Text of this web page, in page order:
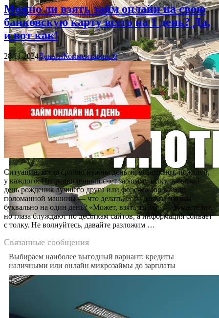
Можно ли взять займ онлайн на свою
банковскую карту всего на 1 день? Да,
и вот как!
28.11.2024ДеньгиКомментарии: 0
Ситуации, когда срочно нужны деньги, возникают, пожалуй,
у каждого. Непредвиденный счет за коммуналку, забытый
день рождения лучшего друга или форс-мажор в виде
поломанной машины — что делать, если деньги нужны
буквально на один день? «Может, взять займ?» — думаете вы,
но глаза блуждают по десяткам сайтов, а информация сбивает
с толку. Не волнуйтесь, давайте разложим …
Связанные сообщения
Выбираем наиболее выгодный вариант: кредиты
наличными или онлайн микрозаймы до зарплаты